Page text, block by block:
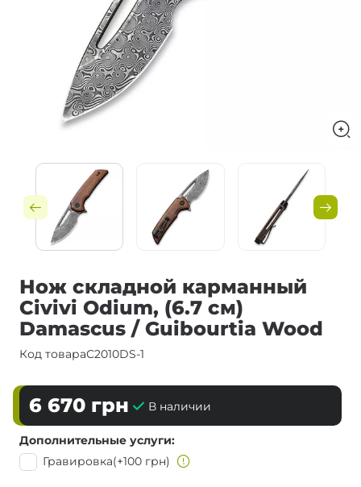
Нож складной карманный
Civivi Odium, (6.7 см)
Damascus / Guibourtia Wood
Код товараC2010DS-1
6 670 грн В наличии
Дополнительные услуги
Гравировка(+100 грн)